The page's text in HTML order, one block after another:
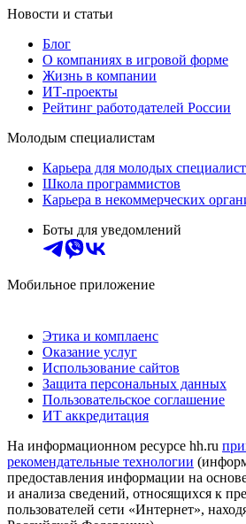
Новости и статьи
Блог
О компаниях в игровой форме
Жизнь в компании
ИТ-проекты
Рейтинг работодателей России
Молодым специалистам
Карьера для молодых
Школа программистов
Карьера в некоммерческих
Боты для уведомлений
Мобильное приложение
Этика и комплаенс
Оказание услуг
Использование сайтов
Защита персональных данных
Пользовательское соглашение
ИТ аккредитация
На информационном ресурсе hh.ru
рекомендательные технологии
предоставления информации на
и анализа сведений, относящихся к
пользователей сети «Интернет»,